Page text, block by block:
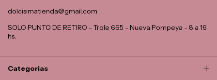
dolcisimatienda@gmail.com
SOLO PUNTO DE RETIRO - Trole 665 - Nueva Pompeya - 8 a 16
hs.
Categorias